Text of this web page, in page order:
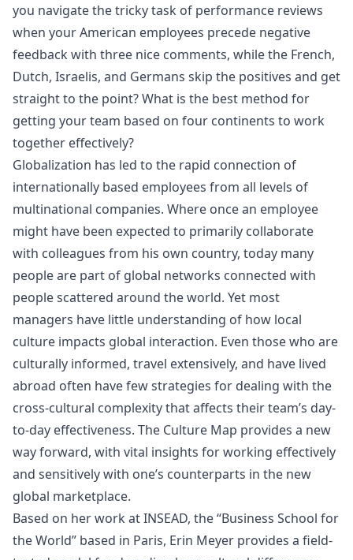
you navigate the tricky task of performance reviews
when your American employees precede negative
feedback with three nice comments, while the French,
Dutch, Israelis, and Germans skip the positives and get
straight to the point? What is the best method for
getting your team based on four continents to work
together effectively?
Globalization has led to the rapid connection of
internationally based employees from all levels of
multinational companies. Where once an employee
might have been expected to primarily collaborate
with colleagues from his own country, today many
people are part of global networks connected with
people scattered around the world. Yet most
managers have little understanding of how local
culture impacts global interaction. Even those who are
culturally informed, travel extensively, and have lived
abroad often have few strategies for dealing with the
cross-cultural complexity that affects their team’s day-
to-day effectiveness. The Culture Map provides a new
way forward, with vital insights for working effectively
and sensitively with one’s counterparts in the new
global marketplace.
Based on her work at INSEAD, the “Business School for
the World” based in Paris, Erin Meyer provides a field-